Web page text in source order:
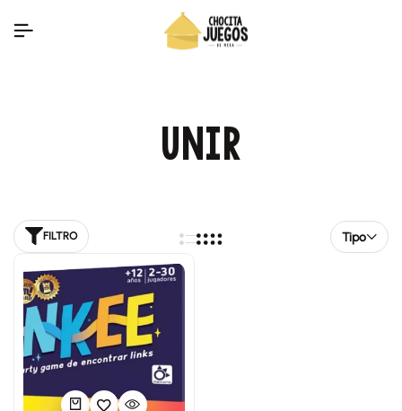
UNIR
FILTRO Tipo